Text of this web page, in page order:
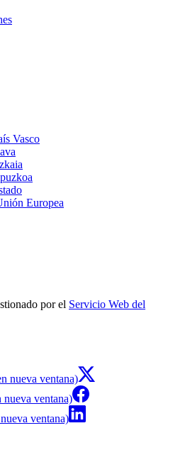
Vasco
Europea
por el Servicio Web del
nueva ventana)
nueva ventana)
ventana)